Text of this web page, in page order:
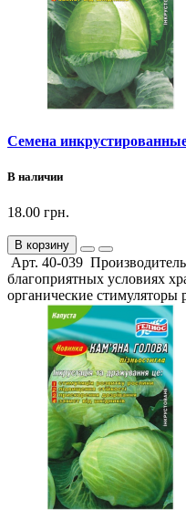
Семена
В наличии
18.00 грн.
В корзину
Арт. 40-039
благоприятных условиях
органические